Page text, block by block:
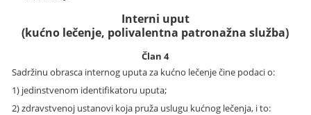
Interni uput
(kućno lečenje, polivalentna patronažna služba)
Član 4
Sadržinu obrasca internog uputa za kućno lečenje čine podaci o:
1) jedinstvenom identifikatoru uputa;
2) zdravstvenoj ustanovi koja pruža uslugu kućnog lečenja, i to: